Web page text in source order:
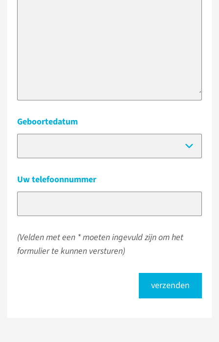
Geboortedatum
Uw telefoonnummer
(Velden met een * moeten ingevuld zijn om het
formulier te kunnen versturen)
verzenden